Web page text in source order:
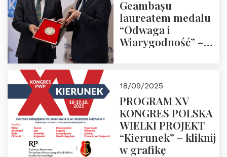
Geambașu
laureatem medalu
“Odwaga i
Wiarygodność” –
18/09/2025
PROGRAM XV
KONGRES POLSKA
WIELKI PROJEKT
“Kierunek” – kliknij
w grafikę